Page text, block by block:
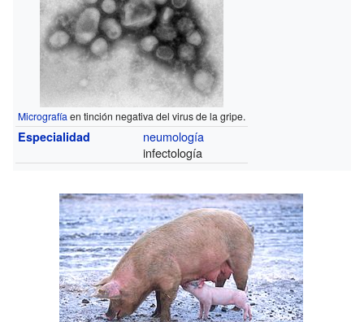
Micrografía en tinción negativa del virus de la gripe.
Especialidad
neumología
infectología